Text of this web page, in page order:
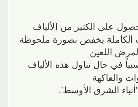
على الكثير من الألياف
الكاملة يخفض بصورة ملحوظة
اللعين
في حال تناول هذه الألياف
والفاكهة
الشرق الأوسط'.